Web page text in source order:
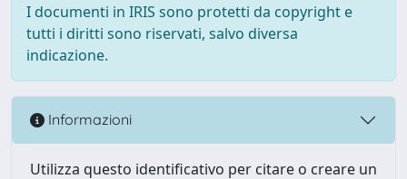
I documenti in IRIS sono protetti da copyright e
tutti i diritti sono riservati, salvo diversa
indicazione.
Informazioni
Utilizza questo identificativo per citare o creare un